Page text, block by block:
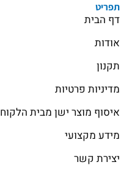
תפריט
דף הבית
אודות
תקנון
מדיניות פרטיות
איסוף מוצר ישן מבית הלקוח
מידע מקצועי
יצירת קשר